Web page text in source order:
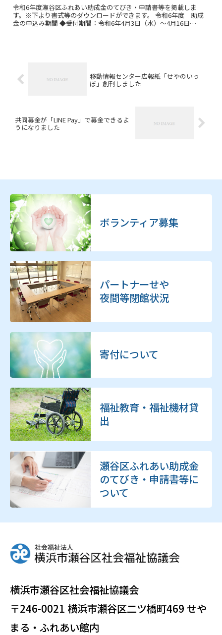
令和6年度瀬谷区ふれあい助成金のてびき・申請書等を掲載しま
す。※下より書式等のダウンロードができます。 令和6年度 助成
金の申込み期間 ◆受付期間：令和6年4月3日（水）～4月16日
移動情報センター広報紙「せやのいっ
ぽ」創刊しました
共同募金が「LINE Pay」で募金できるよ
うになりました
ボランティア募集
パートナーせや
夜間等閉館状況
寄付について
福祉教育・福祉機材貸
出
瀬谷区ふれあい助成金
のてびき・申請書等に
ついて
横浜市瀬谷区社会福祉協議会
〒246-0021 横浜市瀬谷区二ツ橋町469 せや
まる・ふれあい館内